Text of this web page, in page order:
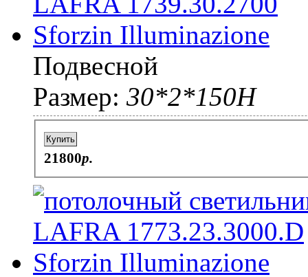
Подвесной
Размер: 30*2*150H
Купить
21800p.